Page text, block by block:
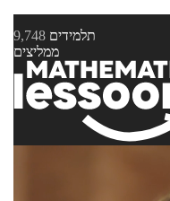
9,748 תלמידים
ממליצים